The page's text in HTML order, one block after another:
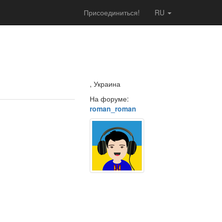
RU
Присоединиться!
, Украина
На форуме:
roman_roman